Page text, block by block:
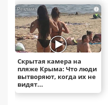
i
Скрытая камера на
пляже Крыма: Что люди
вытворяют, когда их не
видят...